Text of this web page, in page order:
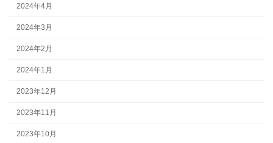
2024年4月
2024年3月
2024年2月
2024年1月
2023年12月
2023年11月
2023年10月